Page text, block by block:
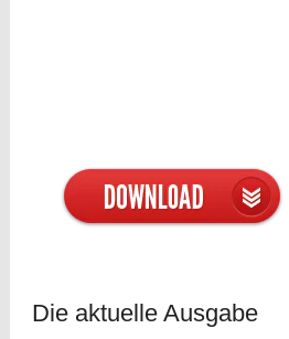
Die aktuelle Ausgabe